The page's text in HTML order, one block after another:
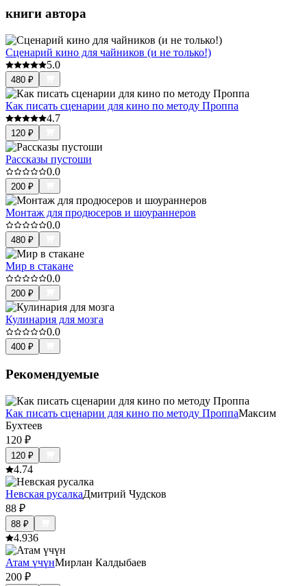
книги автора
Сценарий кино для чайников (и не только!)
5.0
480 ₽
Как писать сценарии для кино по методу Проппа
4.7
120 ₽
Рассказы пустоши
0.0
200 ₽
Монтаж для продюсеров и шоураннеров
0.0
480 ₽
Мир в стакане
0.0
200 ₽
Кулинария для мозга
0.0
400 ₽
Рекомендуемые
Как писать сценарии для кино по методу ПроппаМаксим
Бухтеев
120 ₽
120 ₽
4.74
Невская русалкаДмитрий Чудсков
88 ₽
88 ₽
4.936
Атам үчүнМирлан Калдыбаев
200 ₽